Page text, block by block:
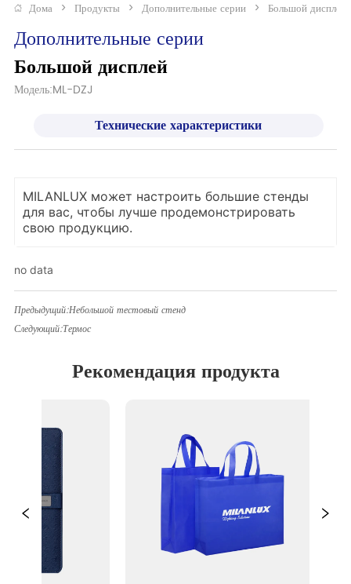
Дома > Продукты > Дополнительные серии > Большой дисплей
Дополнительные серии
Большой дисплей
Модель:ML-DZJ
Технические характеристики
MILANLUX может настроить большие стенды
для вас, чтобы лучше продемонстрировать
свою продукцию.
no data
Предыдущий:Небольшой тестовый стенд
Следующий:Термос
Рекомендация продукта